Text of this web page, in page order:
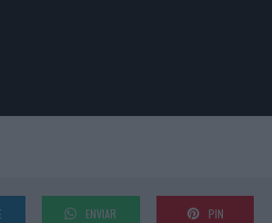
ENVIAR PIN